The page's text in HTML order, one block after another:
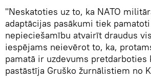
"Neskatoties uz to, ka NATO
adaptācijas pasākumi tiek
nepieciešamību atvairīt draudus
iespējams neievērot to, ka,
pamatā ir uzdevums
pastāstīja Gruško žurnālistiem no